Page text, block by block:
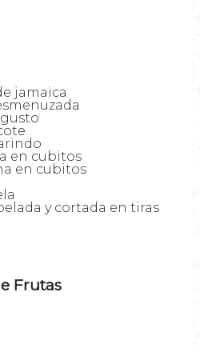
jamaica
en cubitos
en cubitos
y cortada en tiras
Frutas